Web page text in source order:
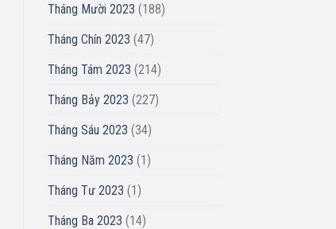
Tháng Mười 2023 (188)
Tháng Chín 2023 (47)
Tháng Tám 2023 (214)
Tháng Bảy 2023 (227)
Tháng Sáu 2023 (34)
Tháng Năm 2023 (1)
Tháng Tư 2023 (1)
Tháng Ba 2023 (14)